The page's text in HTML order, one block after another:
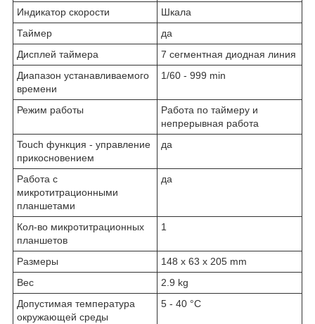
Индикатор скорости
Шкала
Таймер
да
Дисплей таймера
7 сегментная диодная линия
Диапазон устанавливаемого
времени
1/60 - 999 min
Режим работы
Работа по таймеру и
непрерывная работа
Touch функция - управление
прикосновением
да
Работа с
микротитрационными
планшетами
да
Кол-во микротитрационных
планшетов
1
Размеры
148 x 63 x 205 mm
Вес
2.9 kg
Допустимая температура
окружающей среды
5 - 40 °C